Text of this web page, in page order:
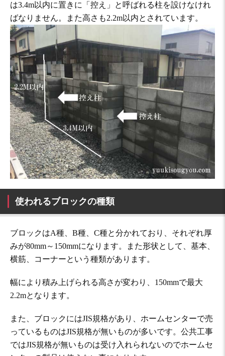
は3.4m以内に置きに「控え」と呼ばれる柱を設けなけれ
ばなりません。また高さも2.2m以内とされています。
使われるブロックの種類
ブロックはA種、B種、C種と分かれており、それぞれ厚
みが80mm～150mmになります。また形状として、基本、
横筋、コーナーという種類があります。
幅により積み上げられる高さが変わり、150mmで最大
2.2mとなります。
また、ブロックにはJIS規格があり、ホームセンターで売
っているものはJIS規格が無いものが多いです。公共工事
ではJIS規格が無いものは受け入れられないのでホームセ